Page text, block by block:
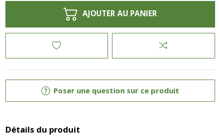
AJOUTER AU PANIER
Poser une question sur ce produit
Détails du produit